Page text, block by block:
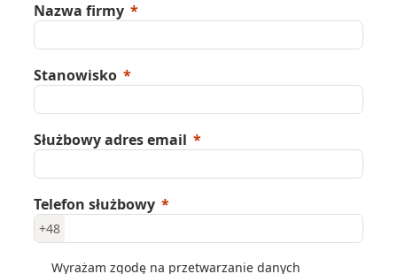
Nazwa firmy
Stanowisko
Służbowy adres email
Telefon służbowy
+48
Wyrażam zgodę na przetwarzanie danych